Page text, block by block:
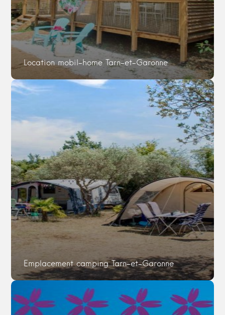
Location mobil-home Tarn-et-Garonne
Emplacement camping Tarn-et-Garonne